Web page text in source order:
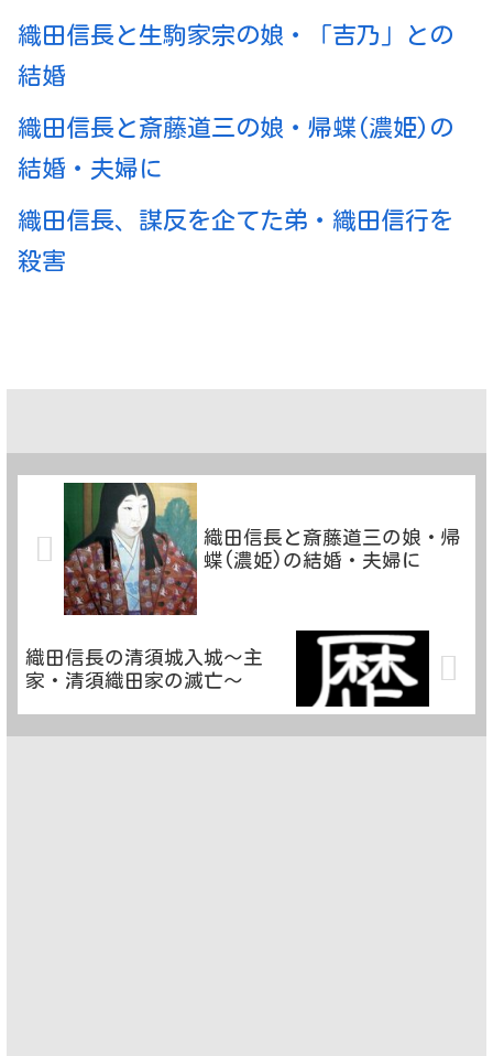
織田信長と生駒家宗の娘・「吉乃」との
結婚
織田信長と斎藤道三の娘・帰蝶(濃姫)の
結婚・夫婦に
織田信長、謀反を企てた弟・織田信行を
殺害
織田信長と斎藤道三の娘・帰
蝶(濃姫)の結婚・夫婦に
織田信長の清須城入城～主
家・清須織田家の滅亡～